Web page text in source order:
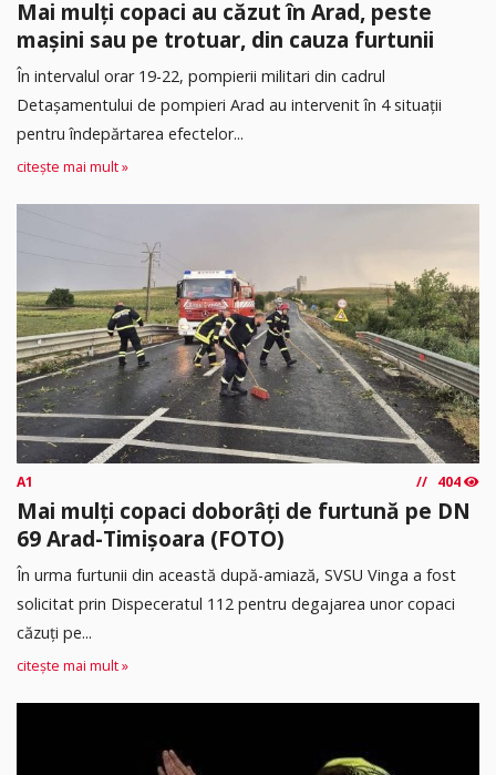
Mai mulți copaci au căzut în Arad, peste
mașini sau pe trotuar, din cauza furtunii
În intervalul orar 19-22, pompierii militari din cadrul
Detașamentului de pompieri Arad au intervenit în 4 situații
pentru îndepărtarea efectelor...
citește mai mult »
A1 404
Mai mulți copaci doborâți de furtună pe DN
69 Arad-Timișoara (FOTO)
În urma furtunii din această după-amiază, SVSU Vinga a fost
solicitat prin Dispeceratul 112 pentru degajarea unor copaci
căzuți pe...
citește mai mult »